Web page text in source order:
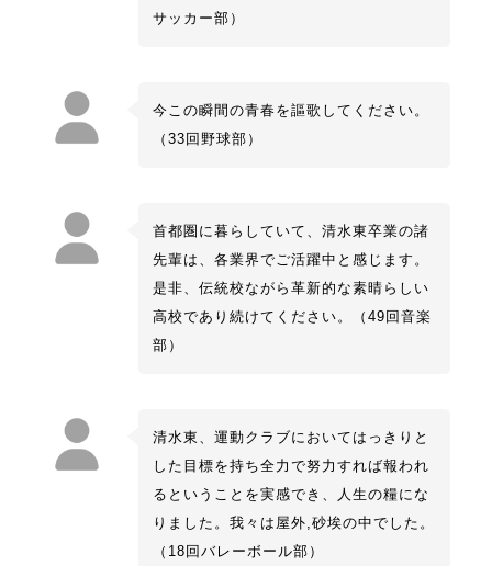
サッカー部）
今この瞬間の青春を謳歌してください。
（33回野球部）
首都圏に暮らしていて、清水東卒業の諸
先輩は、各業界でご活躍中と感じます。
是非、伝統校ながら革新的な素晴らしい
高校であり続けてください。（49回音楽
部）
清水東、運動クラブにおいてはっきりと
した目標を持ち全力で努力すれば報われ
るということを実感でき、人生の糧にな
りました。我々は屋外,砂埃の中でした。
（18回バレーボール部）